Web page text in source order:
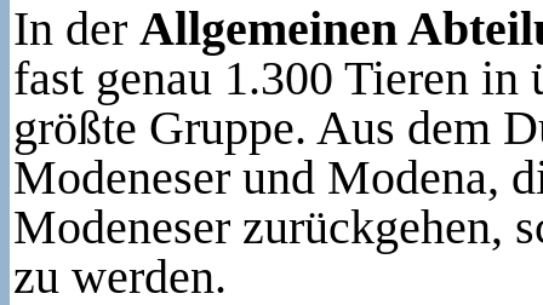
In der Allgemeinen
fast genau 1.300 Tieren in
größte Gruppe. Aus dem
Modeneser und Modena,
Modeneser zurückgehen,
zu werden.